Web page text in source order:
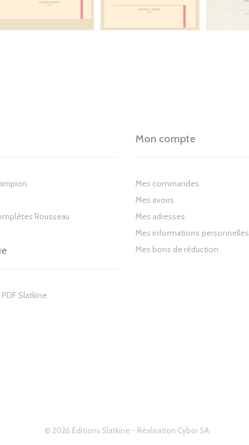
© 2026 Editions Slatkine - Réalisation Cybor SA
Rousseau
Slatkine
Mon compte
Mes commandes
Mes avoirs
Mes adresses
Mes informations personnelles
Mes bons de réduction